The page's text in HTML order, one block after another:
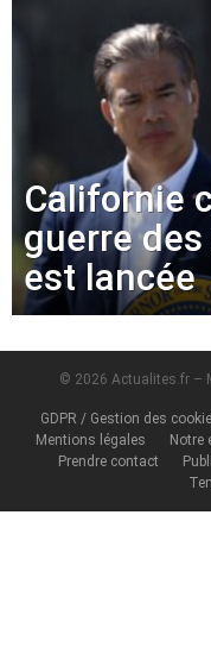
Californie
guerre
est lancée
© 2026 Actualites.fr –
GDPR / Gestion des
Mentions légales
Notre
Prendre contact